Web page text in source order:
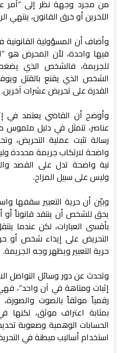
من مجرد وجهة نظر إلى “أمر
الآخرين أو خرق القانون، ينتهي
وأضاف أن المسؤولية
فيها واحدة، لأن المحرض هو
للجريمة، فالشخص الذي
الشخص الذي يقنع بالقتل
القدرة على تحريض عشرات آخرين.
وأوضح أن القاضي يعتمد في
عناصر، تتمثل في دليل
رسالة تثبت عملية التحريض،
واضحة لارتكاب جريمة محددة
نية واضحة تدل على القصد
وليس على سبيل المزاح.
وبيّن أن حرية التعبير سقفها
يحق للشخص أن ينتقد قانوناً
بأقسى العبارات، لكن عندما
التحريض على إيذاء شخص أو
حرية التعبير ويظهر وجه الجريمة.
وتحدث عن دور وسائل التواصل
إثبات ومتاهة في آن واحد”،
رقمياً موثقاً بالصوت
بمثابة اعتراف موثق، لكنها
الحسابات الوهمية وصعوبة
استخدام أساليب مبطنة في